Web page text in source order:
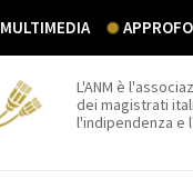
MULTIMEDIA
L'ANM è
dei magistrati
l'indipendenza e